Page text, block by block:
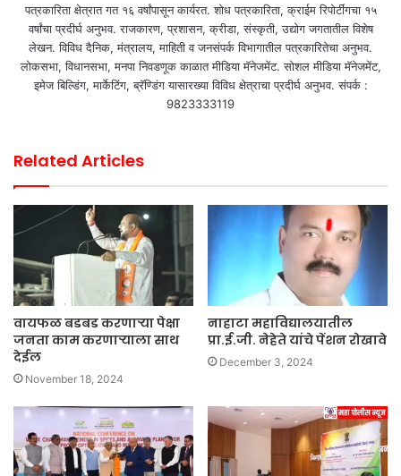
पत्रकारिता क्षेत्रात गत १६ वर्षांपासून कार्यरत. शोध पत्रकारिता, क्राईम रिपोर्टींगचा १५
वर्षांचा प्रदीर्घ अनुभव. राजकारण, प्रशासन, क्रीडा, संस्कृती, उद्योग जगतातील विशेष
लेखन. विविध दैनिक, मंत्रालय, माहिती व जनसंपर्क विभागातील पत्रकारितेचा अनुभव.
लोकसभा, विधानसभा, मनपा निवडणूक काळात मीडिया मॅनेजमेंट. सोशल मीडिया मॅनेजमेंट,
इमेज बिल्डिंग, मार्केटिंग, ब्रॅण्डिंग यासारख्या विविध क्षेत्राचा प्रदीर्घ अनुभव. संपर्क :
9823333119
Related Articles
वायफळ बडबड करणाऱ्या पेक्षा
जनता काम करणाऱ्याला साथ
देईल
November 18, 2024
नाहाटा महाविद्यालयातील
प्रा.ई.जी. नेहेते यांचे पेंशन रोखावे
December 3, 2024